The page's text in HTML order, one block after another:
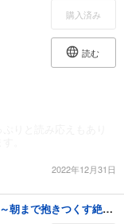
購入済み
読む
2022年12月31日
元ヤン年下男子は溺愛する猛獣～朝まで抱きつくす絶倫SEX～【分冊版】 1話